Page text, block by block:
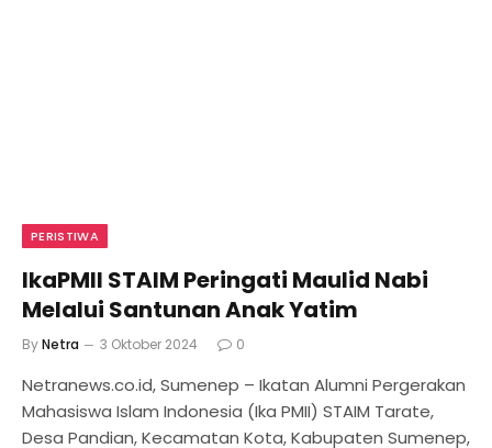
PERISTIWA
IkaPMII STAIM Peringati Maulid Nabi
Melalui Santunan Anak Yatim
ByNetra 3 Oktober 2024 0
Netranews.co.id, Sumenep – Ikatan Alumni Pergerakan
Mahasiswa Islam Indonesia (Ika PMII) STAIM Tarate,
Desa Pandian, Kecamatan Kota, Kabupaten Sumenep,